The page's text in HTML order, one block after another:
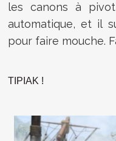
les canons à
automatique, et il
pour faire mouche.
TIPIAK !